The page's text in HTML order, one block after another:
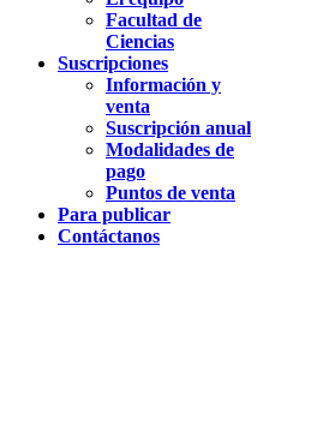
Facultad de
Ciencias
Suscripciones
Información y
venta
Suscripción anual
Modalidades de
pago
Puntos de venta
Para publicar
Contáctanos